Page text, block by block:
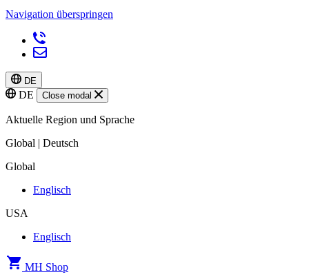
Navigation überspringen
DE
DE Close modal
Aktuelle Region und Sprache
Global | Deutsch
Global
Englisch
USA
Englisch
MH Shop